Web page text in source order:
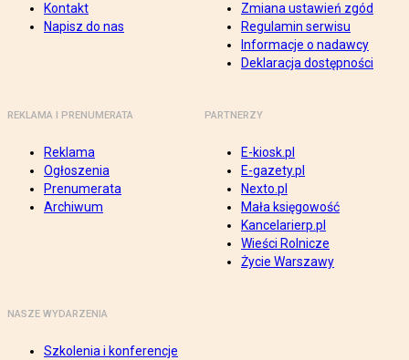
Kontakt
Napisz do nas
Zmiana ustawień zgód
Regulamin serwisu
Informacje o nadawcy
Deklaracja dostępności
REKLAMA I PRENUMERATA
Reklama
Ogłoszenia
Prenumerata
Archiwum
PARTNERZY
E-kiosk.pl
E-gazety.pl
Nexto.pl
Mała księgowość
Kancelarierp.pl
Wieści Rolnicze
Życie Warszawy
NASZE WYDARZENIA
Szkolenia i konferencje